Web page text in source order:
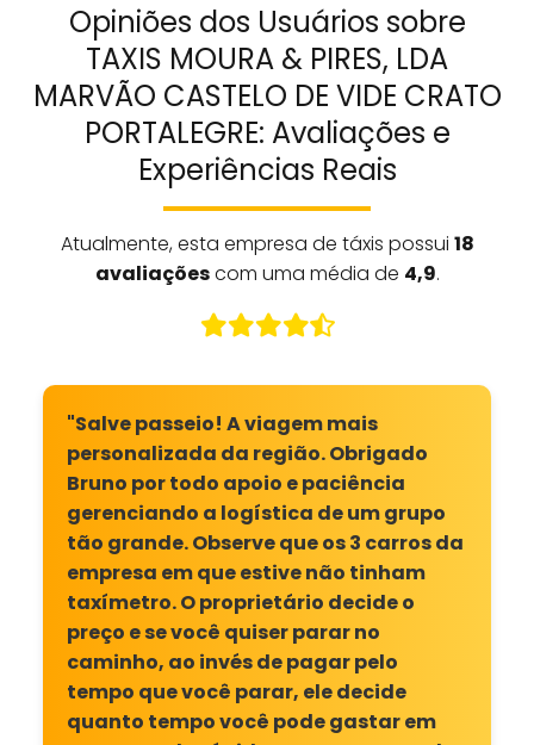
Opiniões dos Usuários sobre
TAXIS MOURA & PIRES, LDA
MARVÃO CASTELO DE VIDE CRATO
PORTALEGRE: Avaliações e
Experiências Reais
Atualmente, esta empresa de táxis possui 18
avaliaçõescom uma média de 4,9.
"Salve passeio! A viagem mais
personalizada da região. Obrigado
Bruno por todo apoio e paciência
gerenciando a logística de um grupo
tão grande. Observe que os 3 carros da
empresa em que estive não tinham
taxímetro. O proprietário decide o
preço e se você quiser parar no
caminho, ao invés de pagar pelo
tempo que você parar, ele decide
quanto tempo você pode gastar em